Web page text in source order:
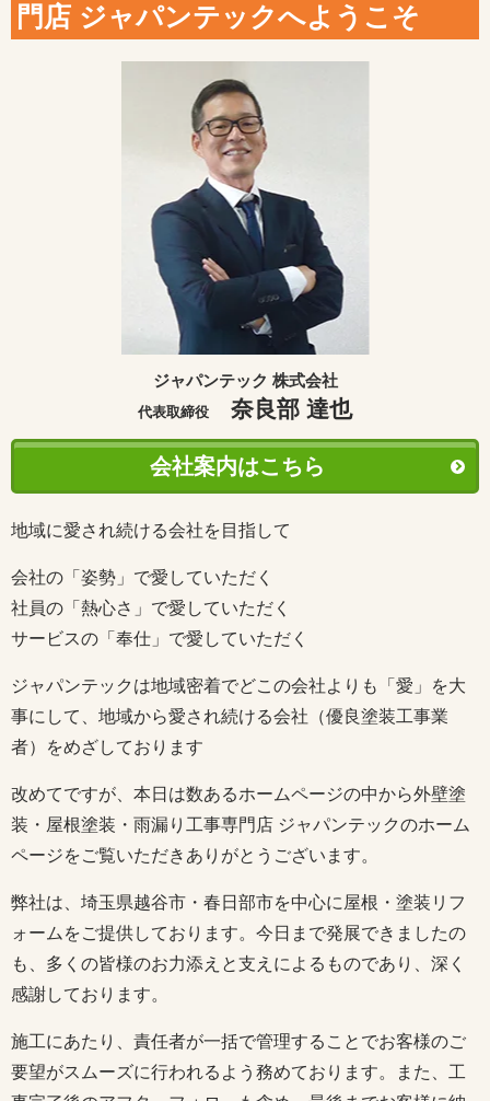
門店 ジャパンテックへようこそ
ジャパンテック 株式会社
代表取締役 奈良部 達也
会社案内はこちら
地域に愛され続ける会社を目指して
会社の「姿勢」で愛していただく
社員の「熱心さ」で愛していただく
サービスの「奉仕」で愛していただく
ジャパンテックは地域密着でどこの会社よりも「愛」を大
事にして、地域から愛され続ける会社（優良塗装工事業
者）をめざしております
改めてですが、本日は数あるホームページの中から外壁塗
装・屋根塗装・雨漏り工事専門店 ジャパンテックのホーム
ページをご覧いただきありがとうございます。
弊社は、埼玉県越谷市・春日部市を中心に屋根・塗装リフ
ォームをご提供しております。今日まで発展できましたの
も、多くの皆様のお力添えと支えによるものであり、深く
感謝しております。
施工にあたり、責任者が一括で管理することでお客様のご
要望がスムーズに行われるよう務めております。また、工